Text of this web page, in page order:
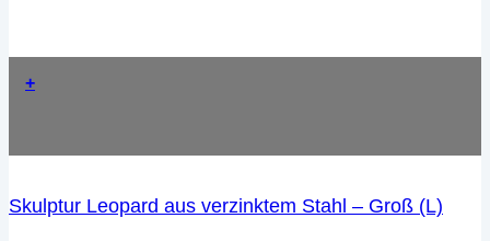
+
Skulptur Leopard aus verzinktem Stahl – Groß (L)